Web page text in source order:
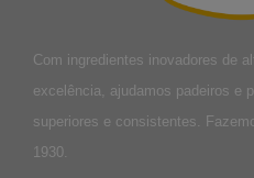
Com ingredientes inovadores de
excelência, ajudamos padeiros e
superiores e consistentes.
1930.